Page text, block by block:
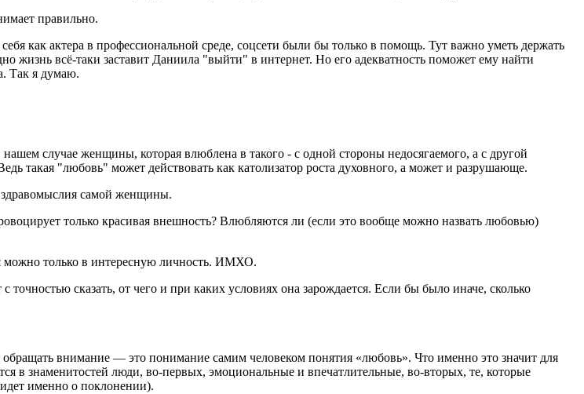
правильно.
как актера в профессиональной среде, соцсети были бы только в помощь. Тут важно уметь держать
жизнь всё-таки заставит Даниила "выйти" в интернет. Но его адекватность поможет ему найти
Так я думаю.
случае женщины, которая влюблена в такого - с одной стороны недосягаемого, а с другой
такая "любовь" может действовать как католизатор роста духовного, а может и разрушающе.
самой женщины.
только красивая внешность? Влюбляются ли (если это вообще можно назвать любовью)
только в интересную личность. ИМХО.
сказать, от чего и при каких условиях она зарождается. Если бы было иначе, сколько
внимание — это понимание самим человеком понятия «любовь». Что именно это значит для
в знаменитостей люди, во-первых, эмоциональные и впечатлительные, во-вторых, те, которые
именно о поклонении).